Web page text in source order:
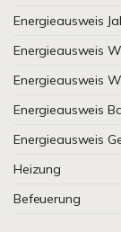
Energieausweis
Energieausweis
Energieausweis
Energieausweis
Energieausweis
Heizung
Befeuerung